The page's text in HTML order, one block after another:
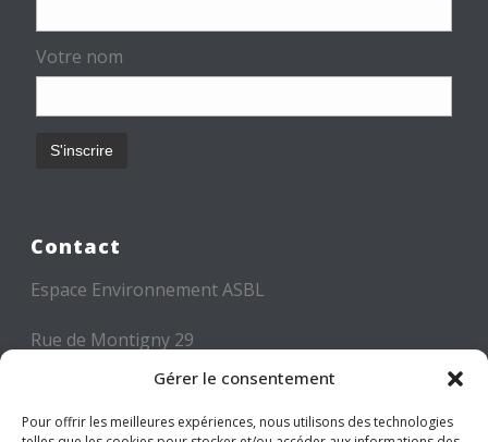
Gérer le consentement
Pour offrir les meilleures expériences, nous utilisons des technologies
Votre nom
Contact
Espace Environnement ASBL
Rue de Montigny 29
6000 CHARLEROI
Tél: +32 71 300 300